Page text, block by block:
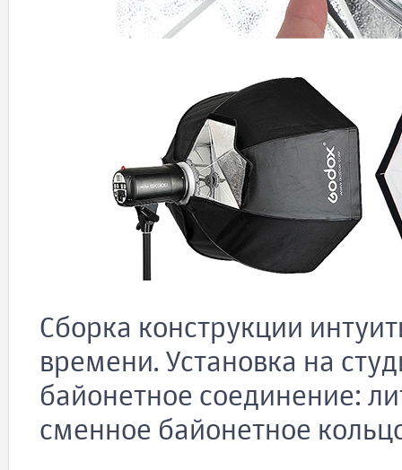
Сборка конструкции
времени. Установка на
байонетное соединение:
сменное байонетное